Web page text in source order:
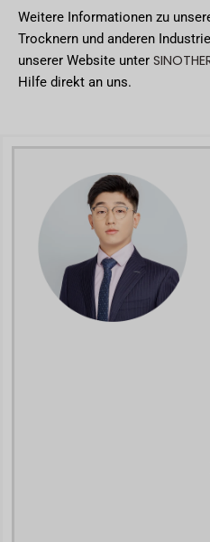
Weitere Informationen zu
Trocknern und anderen
unserer Website unter
Hilfe direkt an uns.